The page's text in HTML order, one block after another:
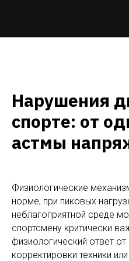
Нарушения
спорте: от
астмы
Физиологические
норме, при пиковых
неблагоприятной среде
спортсмену критически
физиологический ответ
корректировки техники